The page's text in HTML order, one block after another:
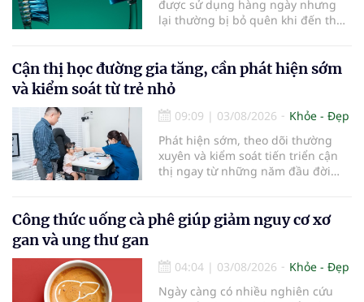
được sử dụng hàng ngày nhưng
lại thường bị bỏ quên khi đến thời
bàn chải quá lâu có thể làm giảm
hiệu quả làm sạch và ảnh hưởng
đến sức khỏe răng miệng...
Cận thị học đường gia tăng, cần phát hiện sớm
và kiểm soát từ trẻ nhỏ
09:09 | 03/08/2026
Khỏe - Đẹp
Phát hiện sớm, theo dõi thường
xuyên và kiểm soát tiến triển cận
thị ngay từ những năm đầu đời
trẻ. Đây cũng là định hướng của
Trung tâm Nhãn nhi và Kiểm soát
Đô đưa vào hoạt động ngày 1/8.
Công thức uống cà phê giúp giảm nguy cơ xơ
gan và ung thư gan
04:04 | 03/08/2026
Khỏe - Đẹp
Ngày càng có nhiều nghiên cứu